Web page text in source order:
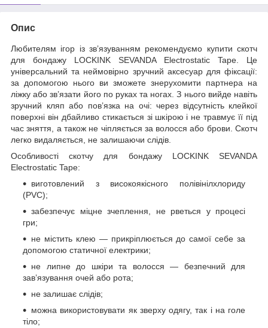
Опис
Любителям ігор із зв’язуванням рекомендуємо купити скотч
для бондажу LOCKINK SEVANDA Electrostatic Tape. Це
універсальний та неймовірно зручний аксесуар для фіксації:
за допомогою нього ви зможете знерухомити партнера на
ліжку або зв’язати його по руках та ногах. З нього вийде навіть
зручний кляп або пов’язка на очі: через відсутність клейкої
поверхні він дбайливо стикається зі шкірою і не травмує її під
час зняття, а також не чіпляється за волосся або брови. Скотч
легко видаляється, не залишаючи слідів.
Особливості скотчу для бондажу LOCKINK SEVANDA
Electrostatic Tape:
виготовлений з високоякісного полівінілхлориду
(PVC);
забезпечує міцне зчеплення, не рветься у процесі
гри;
не містить клею — прикріплюється до самої себе за
допомогою статичної електрики;
не липне до шкіри та волосся — безпечний для
зав’язування очей або рота;
не залишає слідів;
можна використовувати як зверху одягу, так і на голе
тіло;